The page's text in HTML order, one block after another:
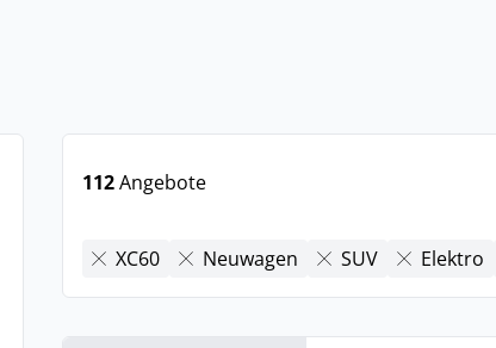
112Angebote
XC60 Neuwagen SUV Elektro